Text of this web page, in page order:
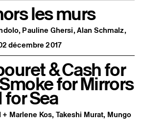
les murs
Pauline Ghersi, Alan Schmalz,
décembre 2017
& Cash for
for Mirrors
Sea
Marlene Kos, Takeshi Murat, Mungo